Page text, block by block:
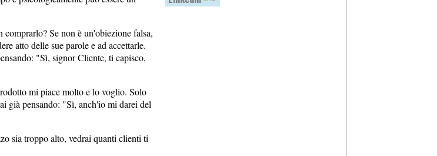
Se non è un'obiezione falsa,
atto delle sue parole e ad accettarle.
"Sì, signor Cliente, ti capisco,
mi piace molto e lo voglio. Solo
già pensando: "Sì, anch'io mi darei del
sia troppo alto, vedrai quanti clienti ti